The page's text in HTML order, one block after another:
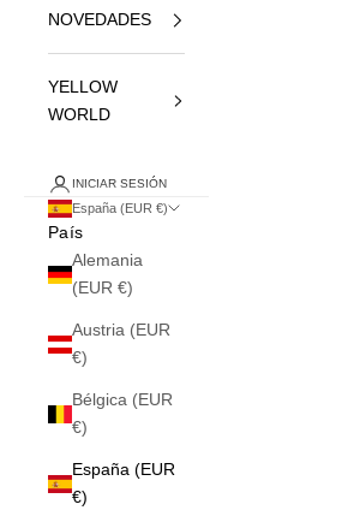
NOVEDADES
YELLOW
WORLD
INICIAR SESIÓN
España (EUR €)
País
Alemania
(EUR €)
Austria (EUR
€)
Bélgica (EUR
€)
España (EUR
€)